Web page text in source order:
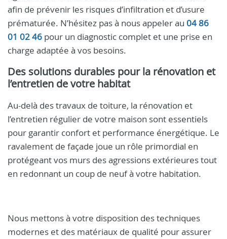
afin de prévenir les risques d’infiltration et d’usure
prématurée. N’hésitez pas à nous appeler au 04 86
01 02 46 pour un diagnostic complet et une prise en
charge adaptée à vos besoins.
Des solutions durables pour la rénovation et
l’entretien de votre habitat
Au-delà des travaux de toiture, la rénovation et
l’entretien régulier de votre maison sont essentiels
pour garantir confort et performance énergétique. Le
ravalement de façade joue un rôle primordial en
protégeant vos murs des agressions extérieures tout
en redonnant un coup de neuf à votre habitation.
Nous mettons à votre disposition des techniques
modernes et des matériaux de qualité pour assurer